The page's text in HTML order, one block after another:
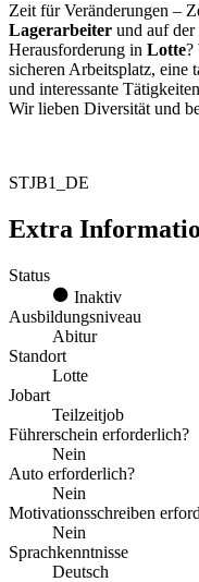
Zeit für Veränderungen –
Lagerarbeiter und auf der
Herausforderung in Lotte?
sicheren Arbeitsplatz, eine
und interessante
Wir lieben Diversität und
STJB1_DE
Extra
Status
Inaktiv
Ausbildungsniveau
Abitur
Standort
Lotte
Jobart
Teilzeitjob
Führerschein erforderlich?
Nein
Auto erforderlich?
Nein
Motivationsschreiben
Nein
Sprachkenntnisse
Deutsch